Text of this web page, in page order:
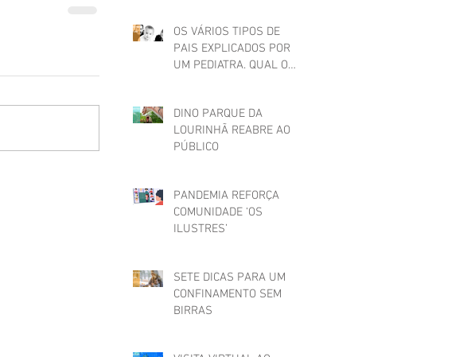
OS VÁRIOS TIPOS DE
PAIS EXPLICADOS POR
UM PEDIATRA. QUAL O
DINO PARQUE DA
LOURINHÃ REABRE AO
PÚBLICO
PANDEMIA REFORÇA
COMUNIDADE ‘OS
ILUSTRES’
SETE DICAS PARA UM
CONFINAMENTO SEM
BIRRAS